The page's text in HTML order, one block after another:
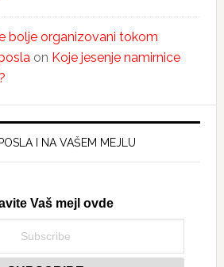
bolje organizovani tokom
on Koje jesenje namirnice
I NA VAŠEM MEJLU
Vaš mejl ovde